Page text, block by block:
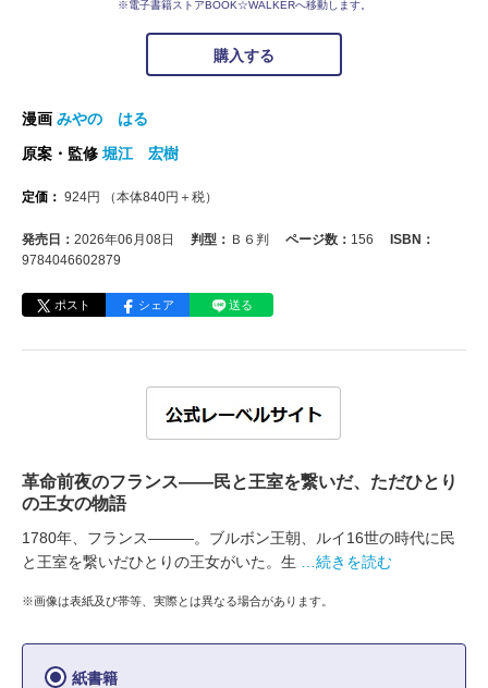
※電子書籍ストアBOOK☆WALKERへ移動します。
購入する
漫画 みやの はる
原案・監修 堀江 宏樹
定価： 924円 （本体840円＋税）
発売日： 2026年06月08日 判型： Ｂ６判 ページ数： 156
ISBN：
9784046602879
ポスト シェア 送る
革命前夜のフランス――民と王室を繋いだ、ただひとり
の王女の物語
1780年、フランス―――。ブルボン王朝、ルイ16世の時代に民
と王室を繋いだひとりの王女がいた。生
…続きを読む
※画像は表紙及び帯等、実際とは異なる場合があります。
紙書籍